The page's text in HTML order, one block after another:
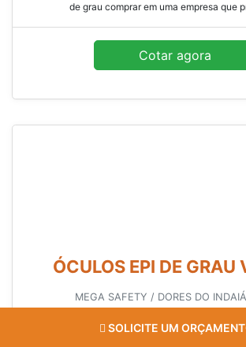
de grau comprar em uma empresa que
Cotar agora
ÓCULOS EPI DE GRAU
MEGA SAFETY / DORES DO
melhor empresa do segmento. Ao comprar na
SOLICITE UM